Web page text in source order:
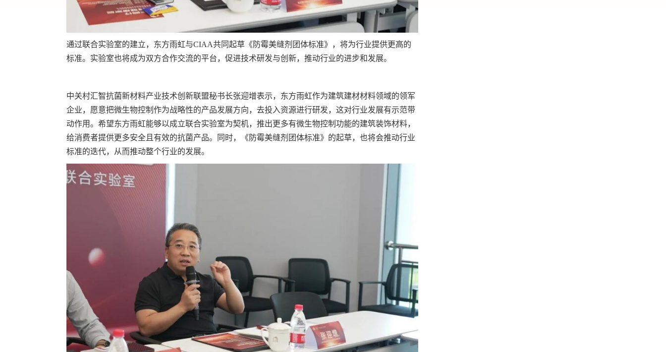
通过联合实验室的建立，东方雨虹与CIAA共同起草《防霉美缝剂团体标准》，将为行业提供更高的
标准。实验室也将成为双方合作交流的平台，促进技术研发与创新，推动行业的进步和发展。
中关村汇智抗菌新材料产业技术创新联盟秘书长张迎增表示，东方雨虹作为建筑建材材料领域的领军
企业，愿意把微生物控制作为战略性的产品发展方向，去投入资源进行研发，这对行业发展有示范带
动作用。希望东方雨虹能够以成立联合实验室为契机，推出更多有微生物控制功能的建筑装饰材料，
给消费者提供更多安全且有效的抗菌产品。同时，《防霉美缝剂团体标准》的起草，也将会推动行业
标准的迭代，从而推动整个行业的发展。